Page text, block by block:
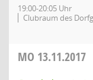
19:00-20:05 Uhr
Clubraum des
MO 13.11.2017